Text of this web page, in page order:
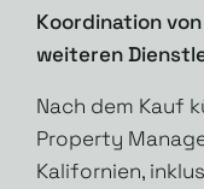
Koordination
weiteren
Nach dem Kauf
Property
Kalifornien,